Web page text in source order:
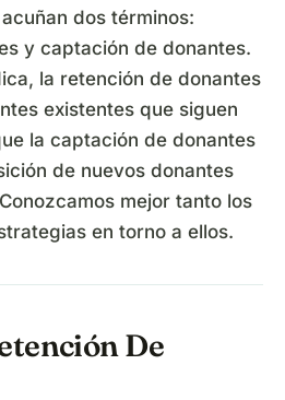
dos términos:
y captación de donantes.
la retención de donantes
existentes que siguen
la captación de donantes
de nuevos donantes
mejor tanto los
en torno a ellos.
De